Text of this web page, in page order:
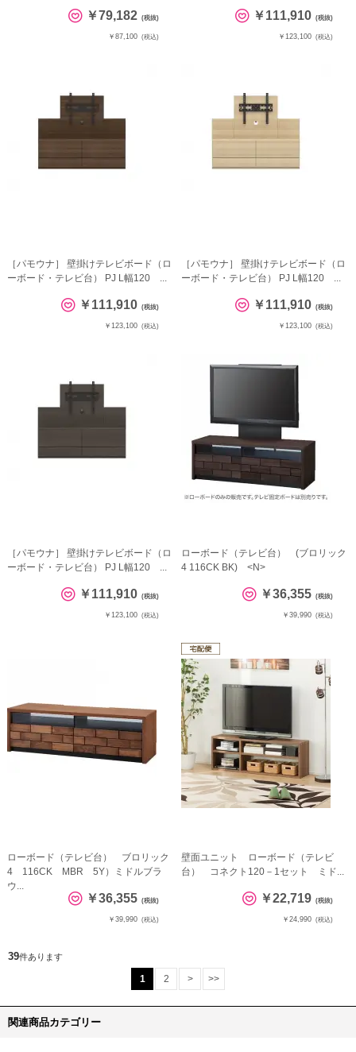
￥79,182 (税抜)
￥87,100 (税込)
￥111,910 (税抜)
￥123,100 (税込)
［パモウナ］ 壁掛けテレビボード（ロ
ーボード・テレビ台） PJ L幅120 ...
￥111,910 (税抜)
￥123,100 (税込)
［パモウナ］ 壁掛けテレビボード（ロ
ーボード・テレビ台） PJ L幅120 ...
￥111,910 (税抜)
￥123,100 (税込)
［パモウナ］ 壁掛けテレビボード（ロ
ーボード・テレビ台） PJ L幅120 ...
￥111,910 (税抜)
￥123,100 (税込)
ローボード（テレビ台） (ブロリック
4 116CK BK) <N>
￥36,355 (税抜)
￥39,990 (税込)
ローボード（テレビ台） ブロリック
4 116CK MBR 5Y）ミドルブラ
ウ...
￥36,355 (税抜)
￥39,990 (税込)
壁面ユニット ローボード（テレビ
台） コネクト120－1セット ミド...
￥22,719 (税抜)
￥24,990 (税込)
39件あります
1 2 > >>
関連商品カテゴリー